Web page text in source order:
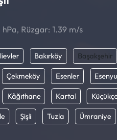
hPa, Rüzgar: 1.39 m/s
Bakırköy Başakşehir
Çekmeköy Esenler
Kâğıthane Kartal
Şişli Tuzla Ümraniye